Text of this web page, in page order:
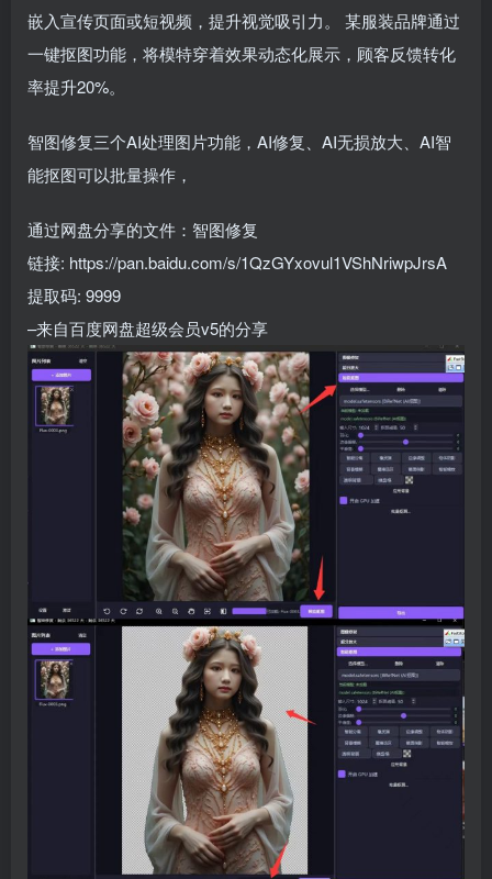
嵌入宣传页面或短视频，提升视觉吸引力。 某服装品牌通过
一键抠图功能，将模特穿着效果动态化展示，顾客反馈转化
率提升20%。
智图修复三个AI处理图片功能，AI修复、AI无损放大、AI智
能抠图可以批量操作，
通过网盘分享的文件：智图修复
链接: https://pan.baidu.com/s/1QzGYxovul1VShNriwpJrsA
提取码: 9999
–来自百度网盘超级会员v5的分享